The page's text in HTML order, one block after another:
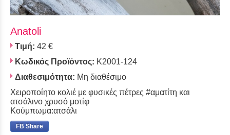
Anatoli
Τιμή: 42 €
Κωδικός Προϊόντος: K2001-124
Διαθεσιμότητα: Μη διαθέσιμο
Χειροποίητο κολιέ με φυσικές πέτρες #αματίτη και
ατσάλινο χρυσό μοτίφ
Κούμπωμα:ατσάλι
FB Share